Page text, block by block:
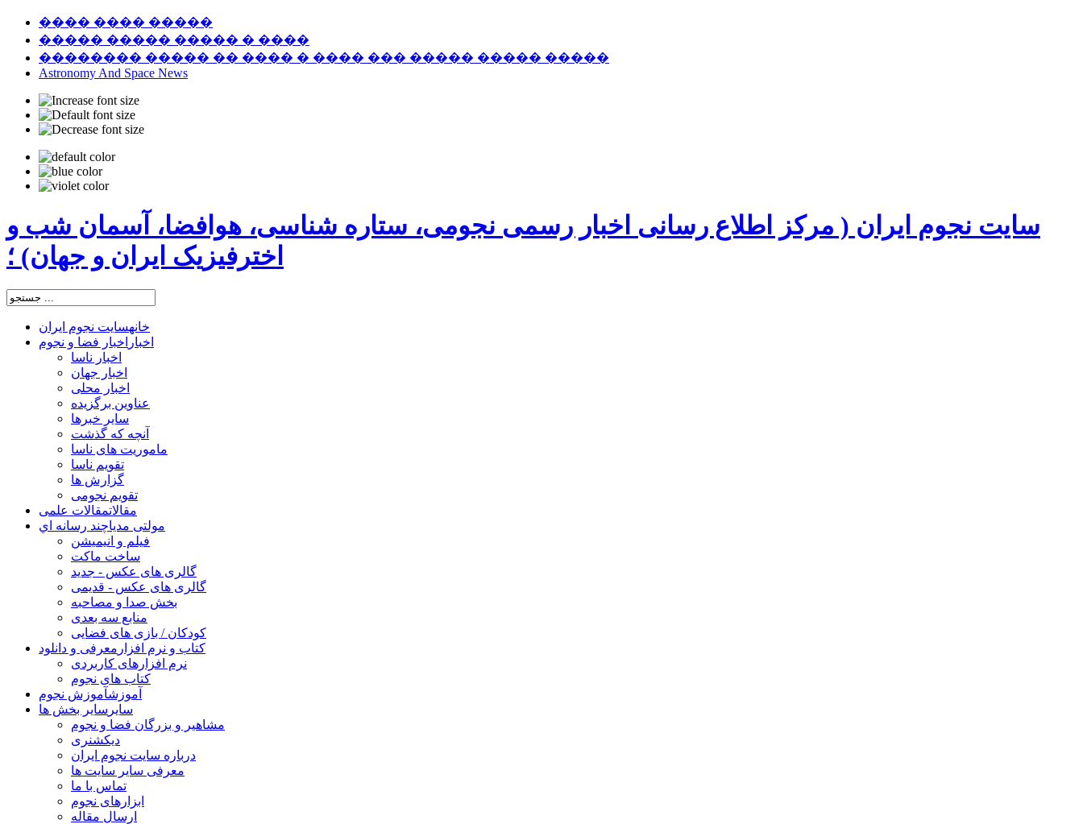
���� ���� �����
����� ����� ����� � ����
�������� ����� �� ���� � ���� ��� ����� ����� �����
Astronomy And Space News
سایت نجوم ایران ( مرکز اطلاع رسانی اخبار رسمی نجومی، ستاره شناسی، هوافضا، آسمان شب و
اخترفیزیک ایران و جهان) ؛
خانهسایت نجوم ایران
اخبار اخبار فضا و نجوم
اخبار ناسا
اخبار جهان
اخبار محلی
عناوین برگزیده
سایر خبرها
آنچه که گذشت
ماموریت های ناسا
تقویم ناسا
گزارش ها
تقویم نجومی
مقالاتمقالات علمی
مولتی مدیاچند رسانه اي
فیلم و انیمیشن
ساخت ماکت
گالری های عکس - جدید
گالری های عکس - قدیمی
بخش صدا و مصاحبه
منابع سه بعدی
کودکان / بازی های فضایی
کتاب و نرم افزار معرفی و دانلود
نرم افزارهای کاربردی
کتاب های نجوم
آموزشآموزش نجوم
سایر سایر بخش ها
مشاهیر و بزرگان فضا و نجوم
دیکشنری
درباره سایت نجوم ایران
معرفی سایر سایت ها
تماس با ما
ابزارهای نجوم
ارسال مقاله